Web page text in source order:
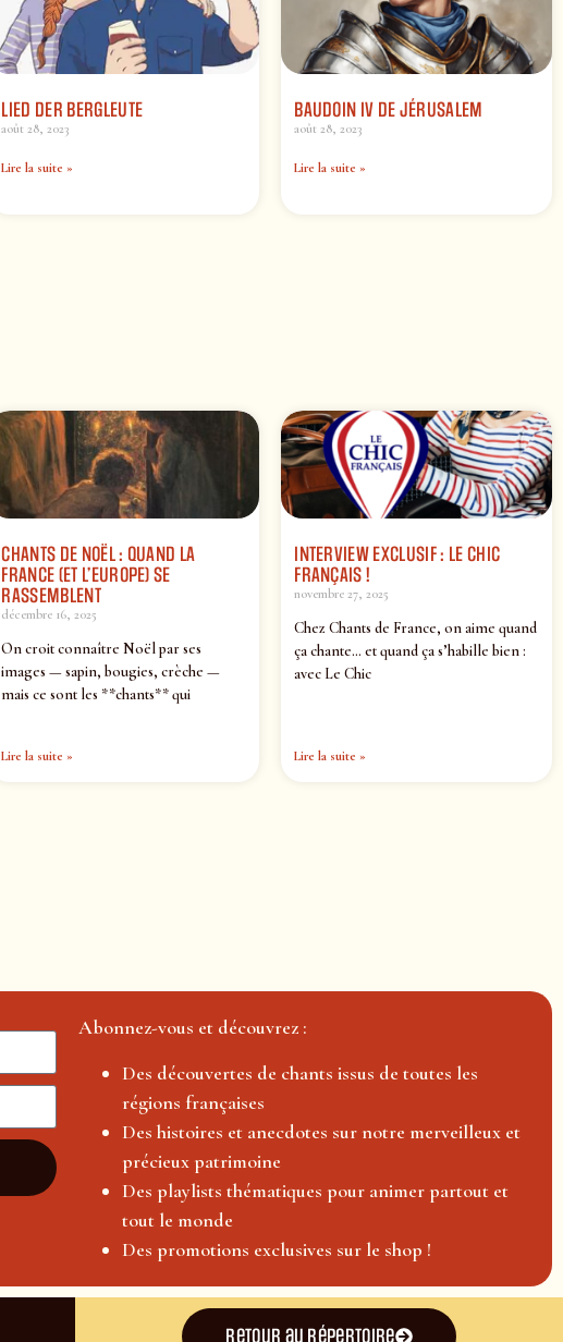
LIED DER BERGLEUTE
août 28, 2023
Lire la suite »
BAUDOIN IV DE JÉRUSALEM
août 28, 2023
Lire la suite »
CHANTS DE NOËL : QUAND LA
FRANCE (ET L’EUROPE) SE
RASSEMBLENT
décembre 16, 2025
On croit connaître Noël par ses
images — sapin, bougies, crèche —
mais ce sont les **chants** qui
Lire la suite »
INTERVIEW EXCLUSIF : LE CHIC
FRANÇAIS !
novembre 27, 2025
Chez Chants de France, on aime quand
ça chante… et quand ça s’habille bien :
avec Le Chic
Lire la suite »
Abonnez-vous et découvrez :
Des découvertes de chants issus de toutes les
régions françaises
Des histoires et anecdotes sur notre merveilleux et
précieux patrimoine
Des playlists thématiques pour animer partout et
tout le monde
Des promotions exclusives sur le shop !
Retour au répertoire